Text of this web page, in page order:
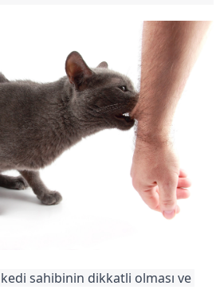
kedi sahibinin dikkatli olması ve